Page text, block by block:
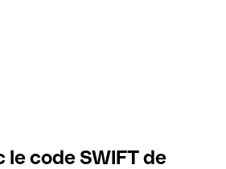
le code SWIFT de